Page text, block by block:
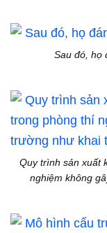
Sau đó, họ
Quy trình sản xuất
nghiệm không